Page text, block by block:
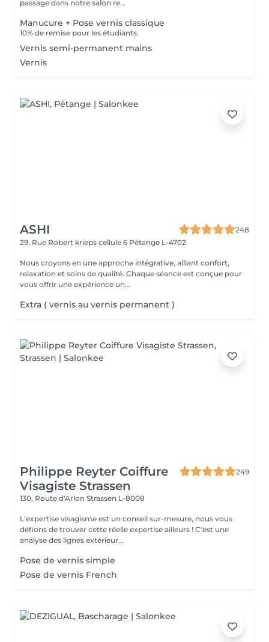
passage dans notre salon re...
Manucure + Pose vernis classique
10% de remise pour les étudiants.
Vernis semi-permanent mains
Vernis
ASHI
248
29, Rue Robert krieps cellule 6 Pétange L-4702
Nous croyons en une approche intégrative, alliant confort,
relaxation et soins de qualité. Chaque séance est conçue pour
vous offrir une expérience un...
Extra ( vernis au vernis permanent )
Philippe Reyter Coiffure
Visagiste Strassen
249
130, Route d'Arlon Strassen L-8008
L'expertise visagisme est un conseil sur-mesure, nous vous
défions de trouver cette réelle expertise ailleurs ! C'est une
analyse des lignes extérieur...
Pose de vernis simple
Pose de vernis French